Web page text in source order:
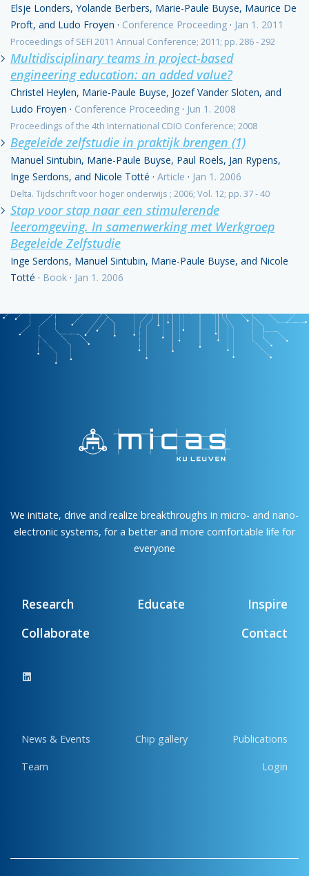
Elsje Londers, Yolande Berbers, Marie-Paule Buyse, Maurice De
Proft, and Ludo Froyen · Conference Proceeding · Jan 1. 2011
Proceedings of SEFI 2011 Annual Conference; 2011; pp. 286 - 292
Multidisciplinary teams in project-based
engineering education: an added value?
Christel Heylen, Marie-Paule Buyse, Jozef Vander Sloten, and
Ludo Froyen · Conference Proceeding · Jun 1. 2008
Proceedings of the 4th International CDIO Conference; 2008
Begeleide zelfstudie in praktijk brengen (1)
Manuel Sintubin, Marie-Paule Buyse, Paul Roels, Jan Rypens,
Inge Serdons, and Nicole Totté · Article · Jan 1. 2006
Delta. Tijdschrift voor hoger onderwijs ; 2006; Vol. 12; pp. 37 - 40
Stap voor stap naar een stimulerende
leeromgeving. In samenwerking met Werkgroep
Begeleide Zelfstudie
Inge Serdons, Manuel Sintubin, Marie-Paule Buyse, and Nicole
Totté · Book · Jan 1. 2006
We initiate, drive and realize breakthroughs in micro- and nano-
electronic systems, for a better and more comfortable life for
everyone
Research Educate
Inspire
Collaborate
Contact
News & Events Chip gallery Publications
Team Login